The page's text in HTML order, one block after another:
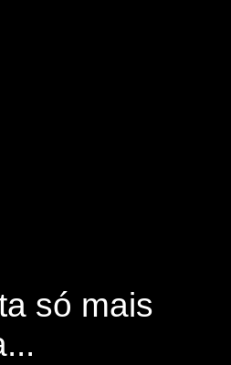
só mais